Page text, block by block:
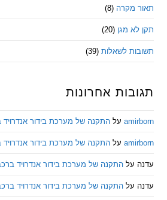
(8)
מגן (20)
לשאלות (39)
אחרונות
עלהתקנה של מערכת בידור אנדרויד ברכב
עלהתקנה של מערכת בידור אנדרויד ברכב
התקנה של מערכת בידור אנדרויד ברכב וכיבוי
התקנה של מערכת בידור אנדרויד ברכב וכיבוי